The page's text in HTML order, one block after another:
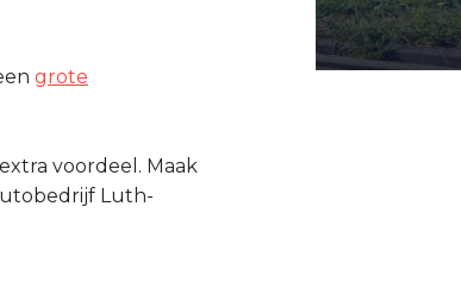
grote
voordeel. Maak
Luth-